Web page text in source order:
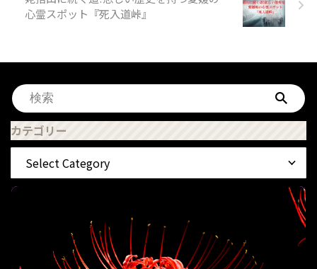
心霊スポット『死入道峠』
カテゴリー